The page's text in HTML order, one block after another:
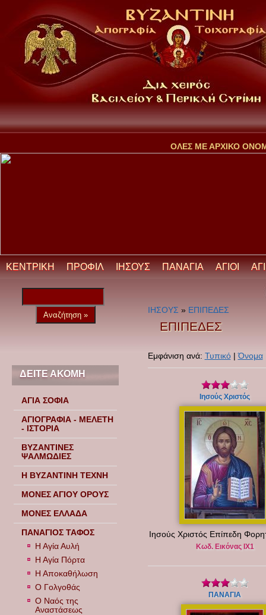
ΟΛΕΣ ΜΕ ΑΡΧΙΚΟ
ΚΕΝΤΡΙΚΗ ΠΡΟΦΙΛ ΙΗΣΟΥΣ ΠΑΝΑΓΙΑ ΑΓΙΟΙ
ΔΕΙΤΕ ΑΚΟΜΗ
ΑΓΙΑ ΣΟΦΙΑ
ΑΓΙΟΓΡΑΦΙΑ - ΜΕΛΕΤΗ
- ΙΣΤΟΡΙΑ
ΒΥΖΑΝΤΙΝΕΣ
ΨΑΛΜΩΔΙΕΣ
Η ΒΥΖΑΝΤΙΝΗ ΤΕΧΝΗ
ΜΟΝΕΣ ΑΓΙΟΥ ΟΡΟΥΣ
ΜΟΝΕΣ ΕΛΛΑΔΑ
ΠΑΝΑΓΙΟΣ ΤΑΦΟΣ
Η Αγία Αυλή
Η Αγία Πόρτα
Η Αποκαθήλωση
Ο Γολγοθάς
Ο Ναός της
Αναστάσεως
ΕΠΙΠΕΔΕΣ
ΙΗΣΟΥΣ » ΕΠΙΠΕΔΕΣ
Εμφάνιση ανά: Τυπικό Όνομα
Ιησούς Χριστός
Ιησούς Χριστός Επίπεδη
Κωδ. Εικόνας ΙΧ1
ΠΑΝΑΓΙΑ